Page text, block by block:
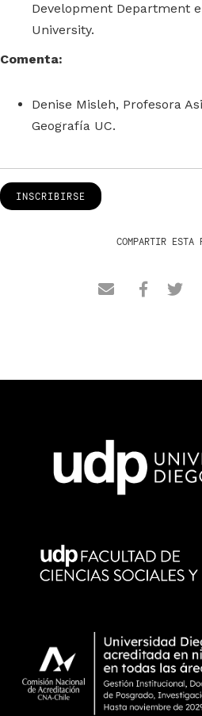
Development Department
University.
Comenta:
Denise Misleh, Profesora
Geografía UC.
INSCRIBIRSE
COMPARTIR ESTA